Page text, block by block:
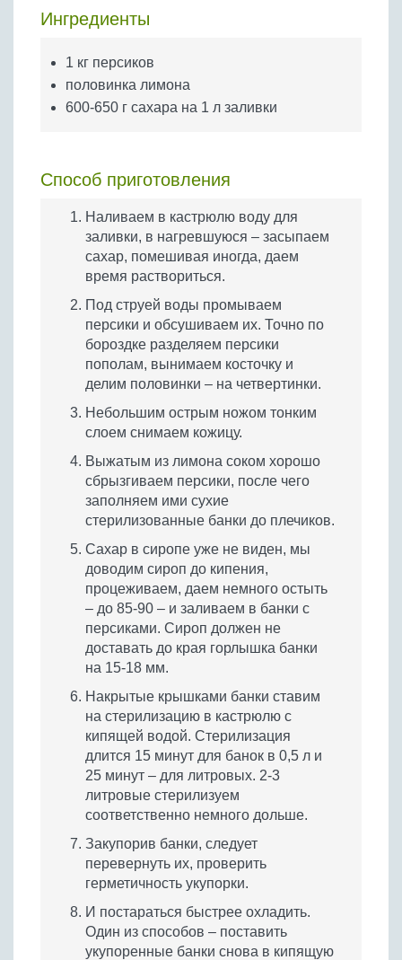
Крупы
Ингредиенты
1 кг персиков
половинка лимона
600-650 г сахара на 1 л заливки
Способ приготовления
Наливаем в кастрюлю воду для
заливки, в нагревшуюся – засыпаем
сахар, помешивая иногда, даем
время раствориться.
Под струей воды промываем
персики и обсушиваем их. Точно по
бороздке разделяем персики
пополам, вынимаем косточку и
делим половинки – на четвертинки.
Небольшим острым ножом тонким
слоем снимаем кожицу.
Выжатым из лимона соком хорошо
сбрызгиваем персики, после чего
заполняем ими сухие
стерилизованные банки до плечиков.
Сахар в сиропе уже не виден, мы
доводим сироп до кипения,
процеживаем, даем немного остыть
– до 85-90 – и заливаем в банки с
персиками. Сироп должен не
доставать до края горлышка банки
на 15-18 мм.
Накрытые крышками банки ставим
на стерилизацию в кастрюлю с
кипящей водой. Стерилизация
длится 15 минут для банок в 0,5 л и
25 минут – для литровых. 2-3
литровые стерилизуем
соответственно немного дольше.
Закупорив банки, следует
перевернуть их, проверить
герметичность укупорки.
И постараться быстрее охладить.
Один из способов – поставить
укупоренные банки снова в кипящую